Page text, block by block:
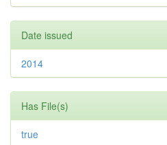
Date issued
2014
Has File(s)
true